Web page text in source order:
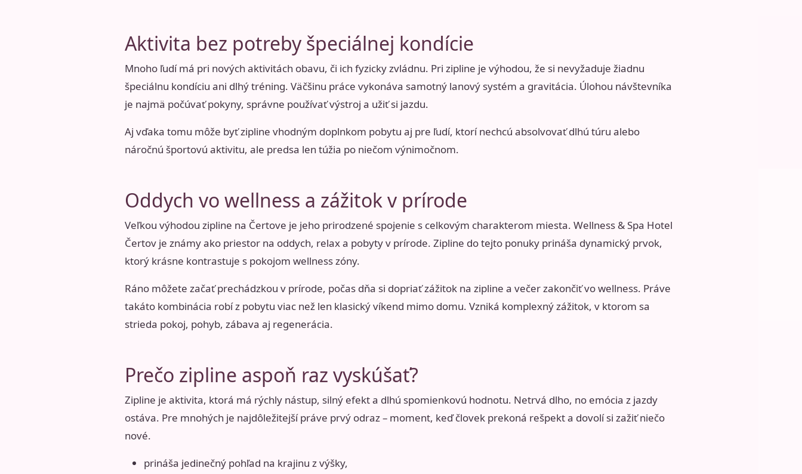
Aktivita bez potreby špeciálnej kondície
Mnoho ľudí má pri nových aktivitách obavu, či ich fyzicky zvládnu. Pri zipline je výhodou, že si nevyžaduje žiadnu
špeciálnu kondíciu ani dlhý tréning. Väčšinu práce vykonáva samotný lanový systém a gravitácia. Úlohou návštevníka
je najmä počúvať pokyny, správne používať výstroj a užiť si jazdu.
Aj vďaka tomu môže byť zipline vhodným doplnkom pobytu aj pre ľudí, ktorí nechcú absolvovať dlhú túru alebo
náročnú športovú aktivitu, ale predsa len túžia po niečom výnimočnom.
Oddych vo wellness a zážitok v prírode
Veľkou výhodou zipline na Čertove je jeho prirodzené spojenie s celkovým charakterom miesta. Wellness & Spa Hotel
Čertov je známy ako priestor na oddych, relax a pobyty v prírode. Zipline do tejto ponuky prináša dynamický prvok,
ktorý krásne kontrastuje s pokojom wellness zóny.
Ráno môžete začať prechádzkou v prírode, počas dňa si dopriať zážitok na zipline a večer zakončiť vo wellness. Práve
takáto kombinácia robí z pobytu viac než len klasický víkend mimo domu. Vzniká komplexný zážitok, v ktorom sa
strieda pokoj, pohyb, zábava aj regenerácia.
Prečo zipline aspoň raz vyskúšať?
Zipline je aktivita, ktorá má rýchly nástup, silný efekt a dlhú spomienkovú hodnotu. Netrvá dlho, no emócia z jazdy
ostáva. Pre mnohých je najdôležitejší práve prvý odraz – moment, keď človek prekoná rešpekt a dovolí si zažiť niečo
nové.
prináša jedinečný pohľad na krajinu z výšky,